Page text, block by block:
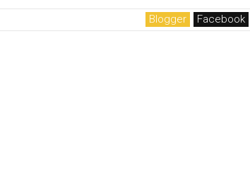
Blogger Facebook